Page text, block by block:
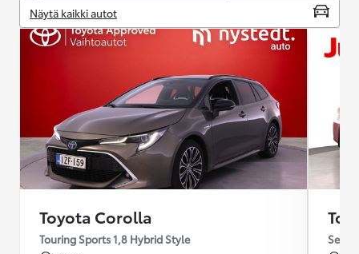
Näytä kaikki autot
Toyota Corolla
Touring Sports 1,8 Hybrid Style